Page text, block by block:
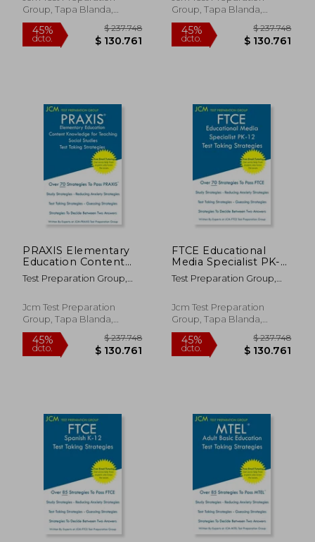
45% $ 234.958 45% $
Tutoring - New 2020
strategies to (en
Inglés)
Group, Tapa Blanda,
Nuevo
New 2020 Edition -
(en Inglés)
Group, Tapa Blanda,
Nuevo
PRAXIS Elementary
Education Content
Knowledge for
Teaching Social
Strategies: PRAXIS
7805 Social Studies
Tutor (en Inglés)
Test Preparation Group,
Jcm Test Preparation
Group, Tapa Blanda,
Nuevo
FTCE Educational
Media Specialist PK-12
- Test Taking
Strategies (en Inglés)
Test Preparation Group,
Jcm Test Preparation
Group, Tapa Blanda,
Nuevo